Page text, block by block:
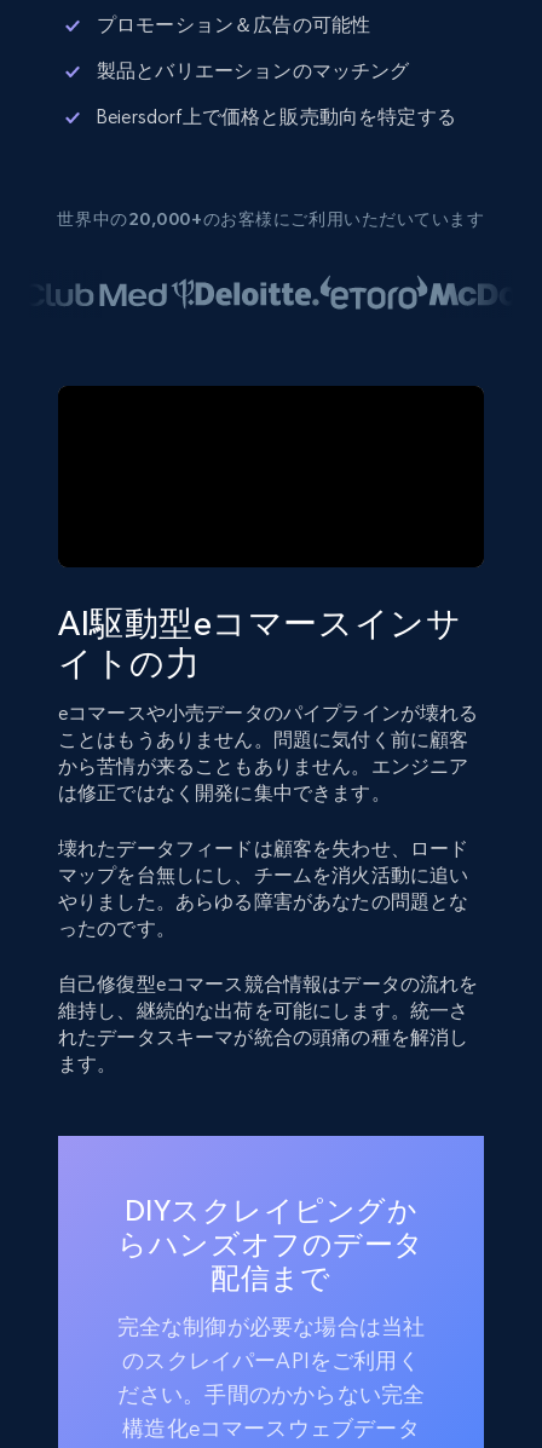
プロモーション＆広告の可能性
製品とバリエーションのマッチング
Beiersdorf上で価格と販売動向を特定する
世界中の20,000+のお客様にご利用いただいています
AI駆動型eコマースインサ
イトの力
eコマースや小売データのパイプラインが壊れる
ことはもうありません。問題に気付く前に顧客
から苦情が来ることもありません。エンジニア
は修正ではなく開発に集中できます。
壊れたデータフィードは顧客を失わせ、ロード
マップを台無しにし、チームを消火活動に追い
やりました。あらゆる障害があなたの問題とな
ったのです。
自己修復型eコマース競合情報はデータの流れを
維持し、継続的な出荷を可能にします。統一さ
れたデータスキーマが統合の頭痛の種を解消し
ます。
DIYスクレイピングか
らハンズオフのデータ
配信まで
完全な制御が必要な場合は当社
のスクレイパーAPIをご利用く
ださい。手間のかからない完全
構造化eコマースウェブデータ